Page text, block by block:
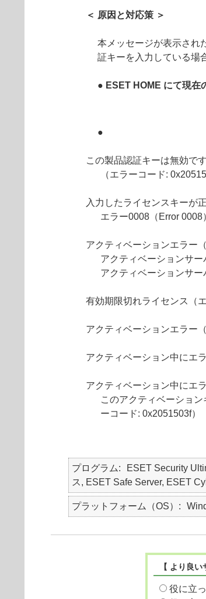
＜ 原因と対応策 ＞
本メッセージが表示され
証キーを入力している場
● ESET HOME にて現在
●
この製品認証キーは無効です
（エラーコード:
入力したライセンスキーが
エラー0008（Error 0008
アクティベーションエラー
アクティベーションサー
アクティベーションサ
有効期限切れライセンス（
アクティベーションエラー
アクティベーション中にエ
アクティベーション中にエ
このアクティベーショ
ーコード: 0x2051503f）
プログラム
ESET Security
ス, ESET Safe Server, ESET
プラットフォーム（OS）
【 より良
役に立